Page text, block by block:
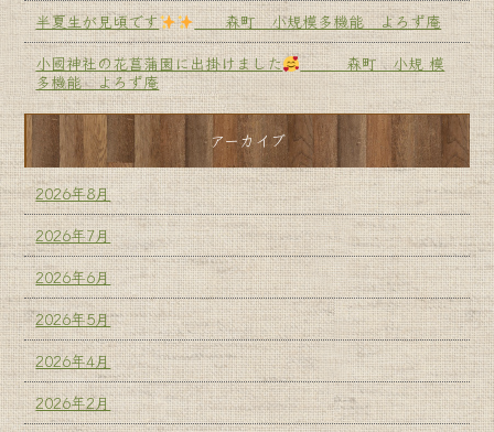
半夏生が見頃です
森町 小規模多機能 よろず庵
小國神社の花菖蒲園に出掛けました
森町 小規 模
多機能 よろず庵
アーカイブ
2026年8月
2026年7月
2026年6月
2026年5月
2026年4月
2026年2月